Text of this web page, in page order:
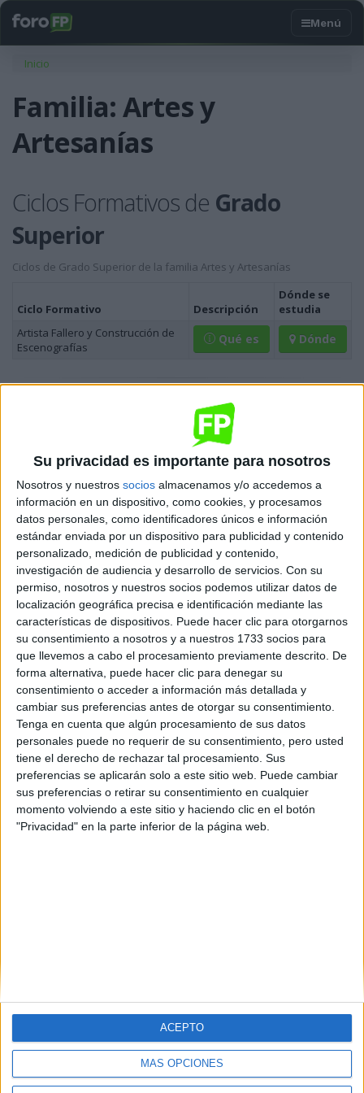
Su privacidad es importante para nosotros
Nosotros y nuestros socios almacenamos y/o accedemos a
información en un dispositivo, como cookies, y procesamos
datos personales, como identificadores únicos e información
estándar enviada por un dispositivo para publicidad y contenido
personalizado, medición de publicidad y contenido,
investigación de audiencia y desarrollo de servicios. Con su
permiso, nosotros y nuestros socios podemos utilizar datos de
localización geográfica precisa e identificación mediante las
características de dispositivos. Puede hacer clic para otorgarnos
su consentimiento a nosotros y a nuestros 1733 socios para
que llevemos a cabo el procesamiento previamente descrito. De
forma alternativa, puede hacer clic para denegar su
consentimiento o acceder a información más detallada y
cambiar sus preferencias antes de otorgar su consentimiento.
Tenga en cuenta que algún procesamiento de sus datos
personales puede no requerir de su consentimiento, pero usted
tiene el derecho de rechazar tal procesamiento. Sus
preferencias se aplicarán solo a este sitio web. Puede cambiar
sus preferencias o retirar su consentimiento en cualquier
momento volviendo a este sitio y haciendo clic en el botón
"Privacidad" en la parte inferior de la página web.
MÁS OPCIONES
ACEPTO
Usted está aquí
Inicio
Familia: Artes y
Artesanías
Ciclos Formativos de Grado
Superior
Ciclos de Grado Superior de la familia Artes y Artesanías
Ciclo Formativo Descripción
Dónde se
estudia
Artista Fallero y Construcción de
Escenografías
Qué es Dónde
Ciclos Formativos deGrado
Ciclo Formativo
Descripción
Dónde se estudia
Esta familia no tiene ciclos de Grado Medio
Ciclos Formativos deTítulo
Profesional Básico
Ciclos de Título Profesional Básico de la familia Artes y Artesanías
Ciclo Formativo
Descripción
Dónde se estudia
Esta familia no tiene ciclos de Título Profesional Básico
Información legal
Aviso legal
Condiciones generales de contratación